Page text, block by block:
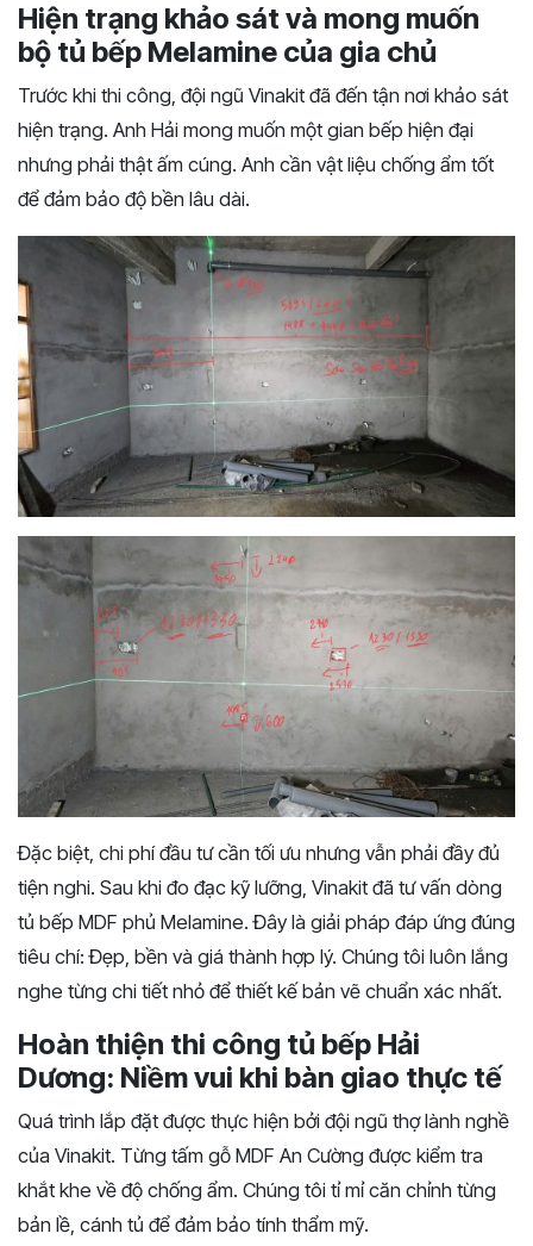
Hiện trạng khảo sát và mong muốn
bộ tủ bếp Melamine của gia chủ
Trước khi thi công, đội ngũ Vinakit đã đến tận nơi khảo sát
hiện trạng. Anh Hải mong muốn một gian bếp hiện đại
nhưng phải thật ấm cúng. Anh cần vật liệu chống ẩm tốt
để đảm bảo độ bền lâu dài.
Đặc biệt, chi phí đầu tư cần tối ưu nhưng vẫn phải đầy đủ
tiện nghi. Sau khi đo đạc kỹ lưỡng, Vinakit đã tư vấn dòng
tủ bếp MDF phủ Melamine. Đây là giải pháp đáp ứng đúng
tiêu chí: Đẹp, bền và giá thành hợp lý. Chúng tôi luôn lắng
nghe từng chi tiết nhỏ để thiết kế bản vẽ chuẩn xác nhất.
Hoàn thiện thi công tủ bếp Hải
Dương: Niềm vui khi bàn giao thực tế
Quá trình lắp đặt được thực hiện bởi đội ngũ thợ lành nghề
của Vinakit. Từng tấm gỗ MDF An Cường được kiểm tra
khắt khe về độ chống ẩm. Chúng tôi tỉ mỉ căn chỉnh từng
bản lề, cánh tủ để đảm bảo tính thẩm mỹ.